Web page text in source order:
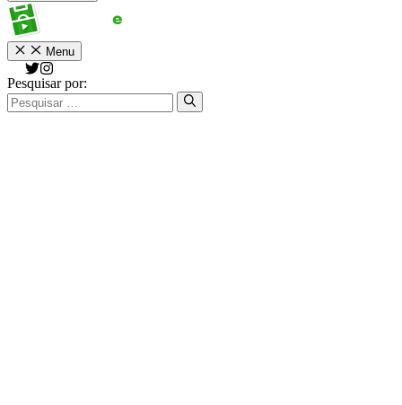
Menu
Pesquisar por: